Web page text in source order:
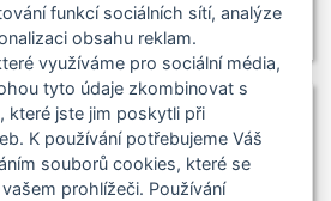
funkcí sociálních sítí, analýze
obsahu reklam.
využíváme pro sociální média,
tyto údaje zkombinovat s
které jste jim poskytli při
K používání potřebujeme Váš
souborů cookies, které se
prohlížeči. Používání